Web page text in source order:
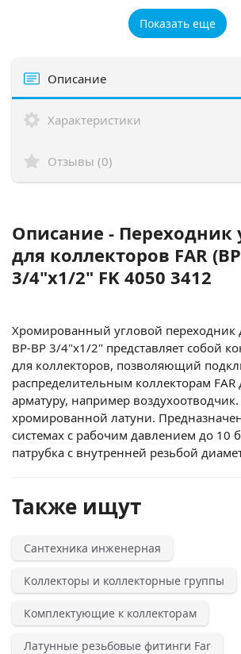
Показать еще
Описание
Характеристики
Отзывы (0)
Описание - Переходник
для коллекторов FAR
3/4"x1/2" FK 4050 3412
Хромированный угловой переходник
ВР-ВР 3/4"x1/2" представляет собой
для коллекторов, позволяющий
распределительным коллекторам
арматуру, например
хромированной латуни.
системах с рабочим давлением до 10
патрубка с внутренней резьбой
Также ищут
Сантехника инженерная
Коллекторы и коллекторные группы
Комплектующие к коллекторам
Латунные резьбовые фитинги Far